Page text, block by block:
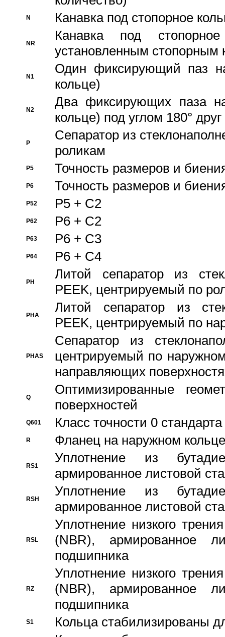
N Канавка под стопорное
NR
Канавка под
установленным стопорным
N1
Один фиксирующий паз
кольце)
N2
Два фиксирующих паза
кольце) под углом 180° друг
P
Cепаратор из
роликам
P5 Точность размеров и
P6 Точность размеров и
P52 P5 + C2
P62 P6 + C2
P63 P6 + C3
P64 P6 + C4
PH
Литой сепаратор из
PEEK, центрируемый по
PHA
Литой сепаратор из
PEEK, центрируемый по
PHAS
Сепаратор из
центрируемый по
направляющих
Q
Оптимизированные
поверхностей
Q601 Класс точности 0
R Фланец на наружном кольце
RS1
Уплотнение из
армированное листовой
RSH
Уплотнение из
армированное листовой
RSL
Уплотнение низкого
(NBR), армированное
подшипника
RZ
Уплотнение низкого
(NBR), армированное
подшипника
S1 Кольца стабилизированы